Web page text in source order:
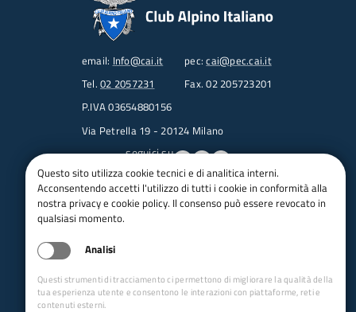
email: Info@cai.it pec:cai@pec.cai.it
Tel. 02 2057231
Fax. 02 205723201
P.IVA 03654880156
Via Petrella 19 - 20124 Milano
seguici su
Trasparenza
Amministrazione trasparente
bandi per le sezioni
Questo sito utilizza cookie tecnici e di analitica interni.
Acconsentendo accetti l'utilizzo di tutti i cookie in conformità alla
nostra privacy e cookie policy. Il consenso può essere revocato in
qualsiasi momento.
Analisi
Questi strumenti di tracciamento ci permettono di migliorare la qualità della
tua esperienza utente e consentono le interazioni con piattaforme, reti e
contenuti esterni.